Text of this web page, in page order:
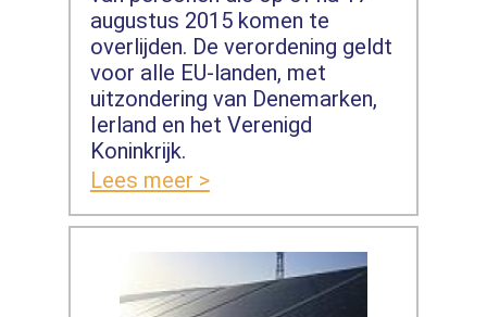
augustus 2015 komen te
overlijden. De verordening geldt
voor alle EU-landen, met
uitzondering van Denemarken,
Ierland en het Verenigd
Koninkrijk.
Lees meer >